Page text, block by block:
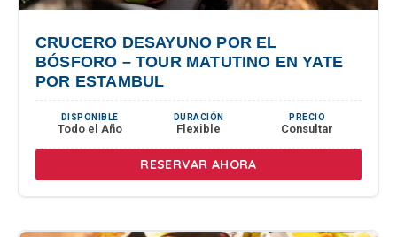
CRUCERO DESAYUNO POR EL
BÓSFORO – TOUR MATUTINO EN YATE
POR ESTAMBUL
DISPONIBLE
Todo el Año
DURACIÓN
Flexible
PRECIO
Consultar
RESERVAR AHORA